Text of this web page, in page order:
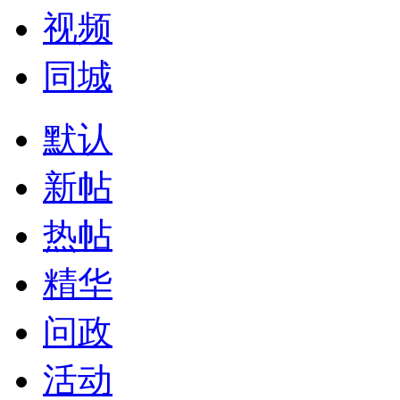
视频
同城
默认
新帖
热帖
精华
问政
活动